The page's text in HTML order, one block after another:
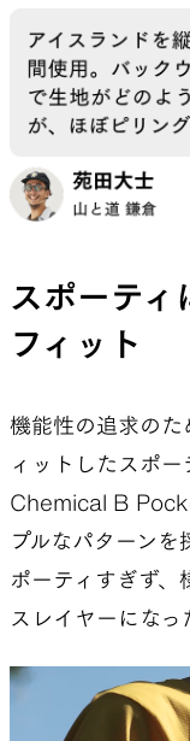
スポーティ
フィット
機能性の追求のた
ィットしたスポー
Chemical B
プルなパターン
ポーティすぎず、
スレイヤーになっ